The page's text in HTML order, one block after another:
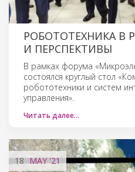
РОБОТОТЕХНИКА В
И ПЕРСПЕКТИВЫ
В рамках форума
состоялся круглый стол
робототехники и систем
управления».
Читать далее…
18 MAY'21